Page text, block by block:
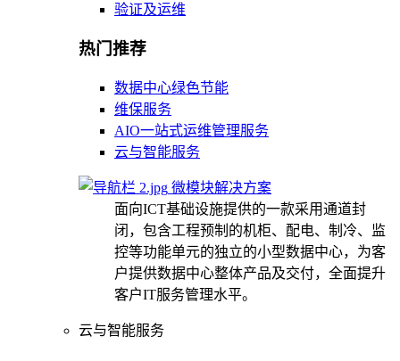
验证及运维
热门推荐
数据中心绿色节能
维保服务
AIO一站式运维管理服务
云与智能服务
微模块解决方案
面向ICT基础设施提供的一款采用通道封
闭，包含工程预制的机柜、配电、制冷、监
控等功能单元的独立的小型数据中心，为客
户提供数据中心整体产品及交付，全面提升
客户IT服务管理水平。
云与智能服务